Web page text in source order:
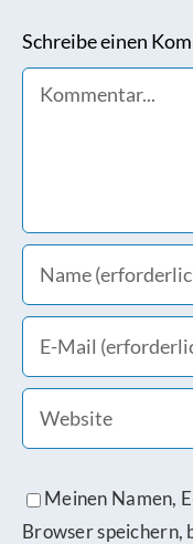
Schreibe einen
Comment
Meinen Namen,
Browser speichern,